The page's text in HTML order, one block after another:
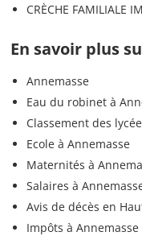
CRÈCHE FAMILIALE
En savoir plus
Annemasse
Eau du robinet à
Classement des
Ecole à Annemasse
Maternités à
Salaires à
Avis de décès en
Impôts à Annemasse